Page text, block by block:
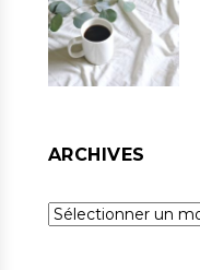
ARCHIVES
Archives